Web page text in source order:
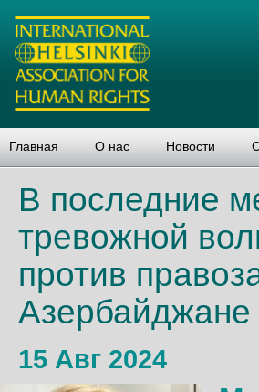
Главная О нас Новости
В последние
тревожной
против
Азербайджане
15 Авг 2024